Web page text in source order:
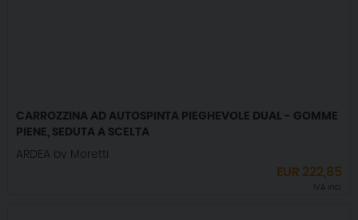
CARROZZINA AD AUTOSPINTA PIEGHEVOLE DUAL - GOMME
PIENE, SEDUTA A SCELTA
ARDEA by Moretti
EUR 222,85
IVA incl.